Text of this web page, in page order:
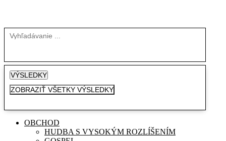
Search
VÝSLEDKY
ZOBRAZIŤ VŠETKY VÝSLEDKY
OBCHOD
HUDBA S VYSOKÝM ROZLÍŠENÍM